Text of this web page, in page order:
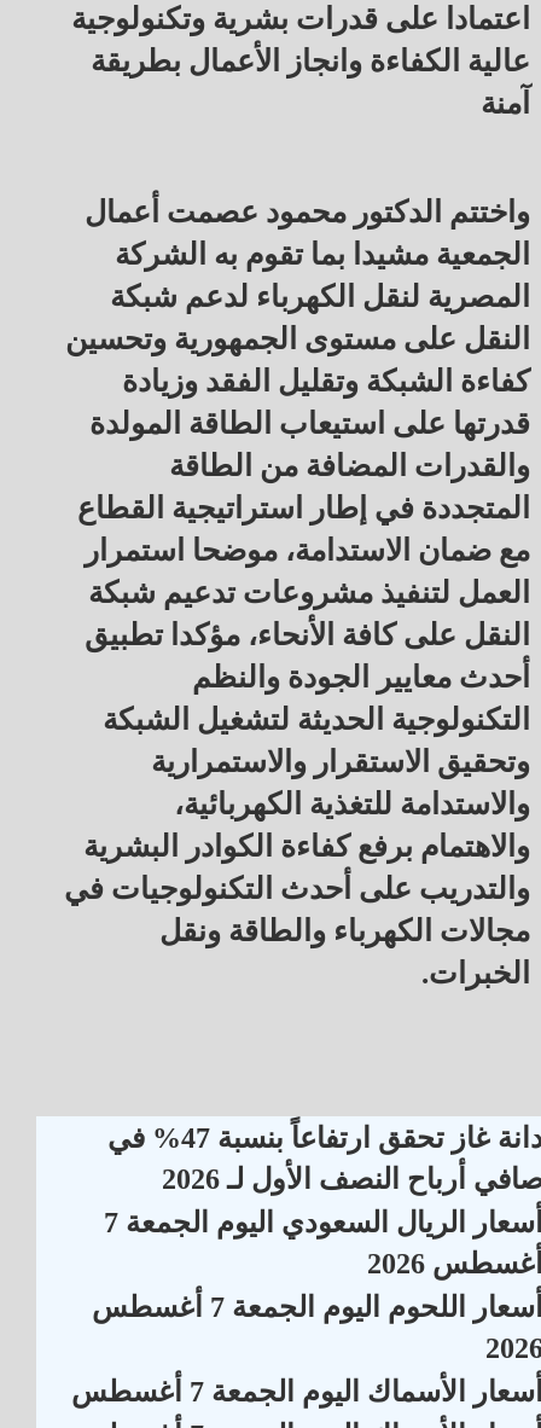
اعتمادا على قدرات بشرية وتكنولوجية
عالية الكفاءة وانجاز الأعمال بطريقة
آمنة
واختتم الدكتور محمود عصمت أعمال
الجمعية مشيدا بما تقوم به الشركة
المصرية لنقل الكهرباء لدعم شبكة
النقل على مستوى الجمهورية وتحسين
كفاءة الشبكة وتقليل الفقد وزيادة
قدرتها على استيعاب الطاقة المولدة
والقدرات المضافة من الطاقة
المتجددة في إطار استراتيجية القطاع
مع ضمان الاستدامة، موضحا استمرار
العمل لتنفيذ مشروعات تدعيم شبكة
النقل على كافة الأنحاء، مؤكدا تطبيق
أحدث معايير الجودة والنظم
التكنولوجية الحديثة لتشغيل الشبكة
وتحقيق الاستقرار والاستمرارية
والاستدامة للتغذية الكهربائية،
والاهتمام برفع كفاءة الكوادر البشرية
والتدريب على أحدث التكنولوجيات في
مجالات الكهرباء والطاقة ونقل
الخبرات.
دانة غاز تحقق ارتفاعاً بنسبة 47% في
أرباح النصف الأول لـ 2026
أسعار الريال السعودي اليوم الجمعة 7
2026
أسعار اللحوم اليوم الجمعة 7 أغسطس
الأسماك اليوم الجمعة 7 أغسطس